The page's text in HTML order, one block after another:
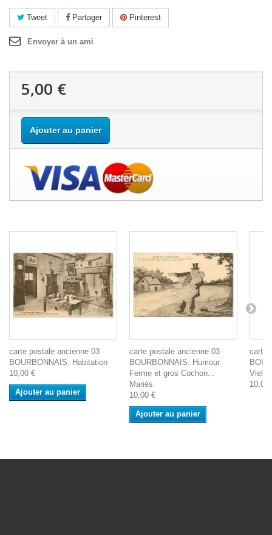
Tweet Partager Pinterest
Envoyer à un ami
5,00 €
Ajouter au panier
carte postale ancienne 03
BOURBONNAIS. Habitation
10,00 €
Ajouter au panier
carte postale ancienne 03
BOURBONNAIS. Humour.
Ferme et gros Cochon...
Mariés
10,00 €
Ajouter au panier
carte
Vielle
10,00